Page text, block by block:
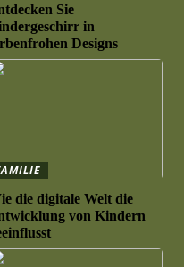
Sie
in
Designs
die digitale Welt die
von Kindern